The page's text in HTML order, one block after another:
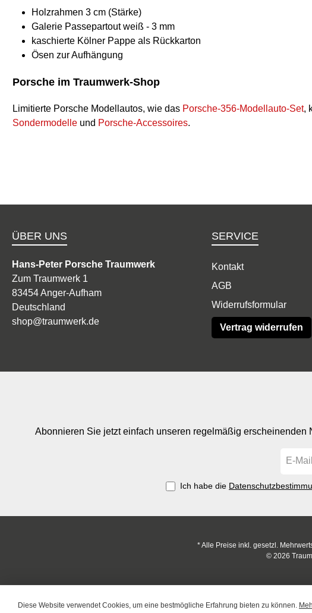
Holzrahmen 3 cm (Stärke)
Galerie Passepartout weiß - 3 mm
kaschierte Kölner Pappe als Rückkarton
Ösen zur Aufhängung
Porsche im Traumwerk-Shop
Limitierte Porsche Modellautos, wie das Porsche-356-Modellauto-Set,
Sondermodelle und Porsche-Accessoires.
ÜBER UNS
Hans-Peter Porsche Traumwerk
Zum Traumwerk 1
83454 Anger-Aufham
Deutschland
shop@traumwerk.de
SERVICE
Kontakt
AGB
Widerrufsformular
Vertrag widerrufen
Abonnieren Sie jetzt einfach unseren regelmäßig
Ich habe die
* Alle Preise inkl. gesetzl.
© 2026
Diese Website verwendet Cookies, um eine bestmögliche Erfahrung bieten zu können.